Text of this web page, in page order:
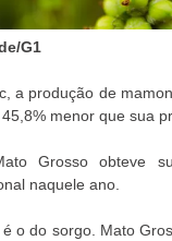
G1
a produção de
menor que sua
Grosso obteve
naquele ano.
o do sorgo. Mato